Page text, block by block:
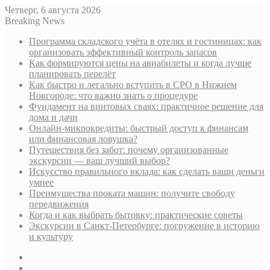
Четверг, 6 августа 2026
Breaking News
Программа складского учёта в отелях и гостиницах: как
организовать эффективный контроль запасов
Как формируются цены на авиабилеты и когда лучше
планировать перелёт
Как быстро и легально вступить в СРО в Нижнем
Новгороде: что важно знать о процедуре
Фундамент на винтовых сваях: практичное решение для
дома и дачи
Онлайн-микрокредиты: быстрый доступ к финансам
или финансовая ловушка?
Путешествия без забот: почему организованные
экскурсии — ваш лучший выбор?
Искусство правильного вклада: как сделать ваши деньги
умнее
Преимущества проката машин: получите свободу
передвижения
Когда и как выбрать бытовку: практические советы
Экскурсии в Санкт-Петербурге: погружение в историю
и культуру